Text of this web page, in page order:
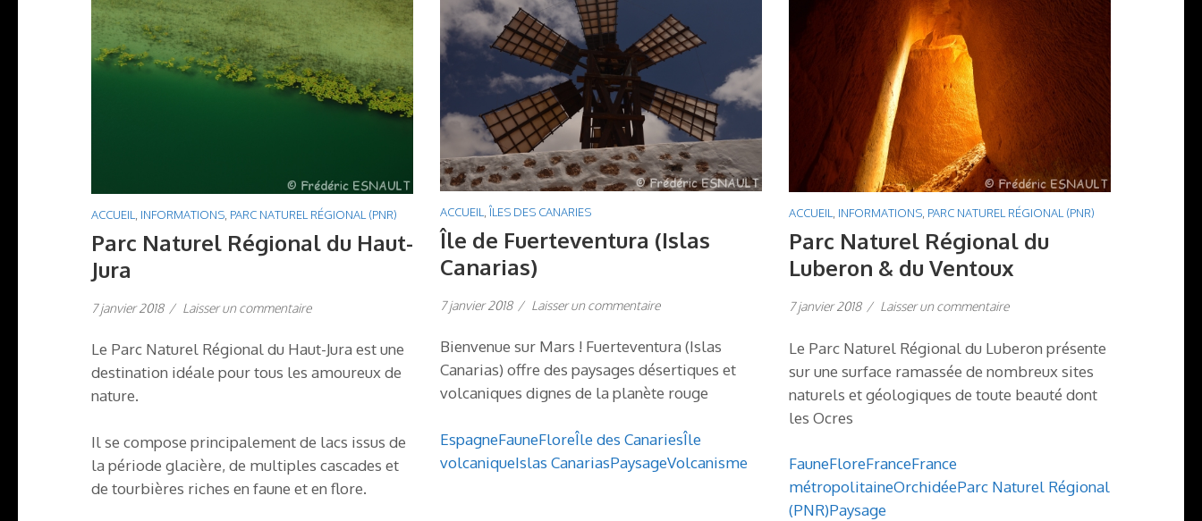
ACCUEIL INFORMATIONS PARC NATUREL RÉGIONAL (PNR)
Parc Naturel Régional du Haut-
Jura
7 janvier 2018 / Laisser un commentaire
Le Parc Naturel Régional du Haut-Jura est une
destination idéale pour tous les amoureux de
nature.
Il se compose principalement de lacs issus de
la période glacière, de multiples cascades et
de tourbières riches en faune et en flore.
ACCUEIL ÎLES DES CANARIES
Île de Fuerteventura (Islas
Canarias)
7 janvier 2018 / Laisser un commentaire
Bienvenue sur Mars ! Fuerteventura (Islas
Canarias) offre des paysages désertiques et
volcaniques dignes de la planète rouge
EspagneFauneFloreÎle des CanariesÎle
volcaniqueIslas CanariasPaysageVolcanisme
ACCUEIL, INFORMATIONS, PARC NATUREL RÉGIONAL (PNR)
Parc Naturel Régional du
Luberon & du Ventoux
7 janvier 2018 / Laisser un commentaire
Le Parc Naturel Régional du Luberon présente
sur une surface ramassée de nombreux sites
naturels et géologiques de toute beauté dont
les Ocres
FauneFloreFranceFrance
métropolitaineOrchidéeParc Naturel Régional
(PNR)Paysage